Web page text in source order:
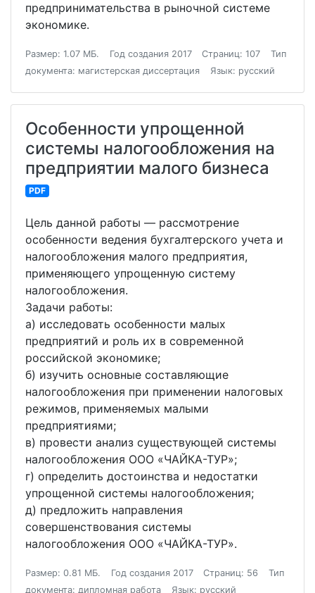
предпринимательства в рыночной системе
экономике.
Размер: 1.07 МБ. Год создания 2017 Страниц: 107
Тип
документа: магистерская диссертация
Язык: русский
Особенности упрощенной
системы налогообложения на
предприятии малого бизнеса
PDF
Цель данной работы — рассмотрение
особенности ведения бухгалтерского учета и
налогообложения малого предприятия,
применяющего упрощенную систему
налогообложения.
Задачи работы:
а) исследовать особенности малых
предприятий и роль их в современной
российской экономике;
б) изучить основные составляющие
налогообложения при применении налоговых
режимов, применяемых малыми
предприятиями;
в) провести анализ существующей системы
налогообложения ООО «ЧАЙКА-ТУР»;
г) определить достоинства и недостатки
упрощенной системы налогообложения;
д) предложить направления
совершенствования системы
налогообложения ООО «ЧАЙКА-ТУР».
Размер: 0.81 МБ. Год создания 2017 Страниц: 56
Тип
документа: дипломная работа
Язык: русский